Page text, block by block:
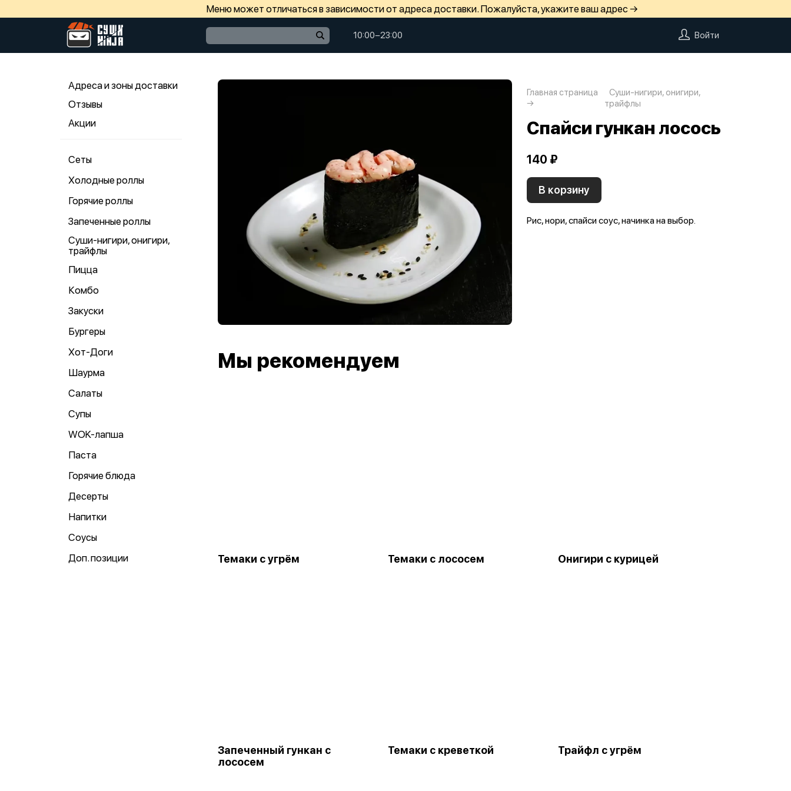
Меню может отличаться в зависимости от адреса доставки. Пожалуйста, укажите ваш адрес →
10:00−23:00 Войти
Адреса и зоны доставки
Отзывы
Акции
Сеты
Холодные роллы
Горячие роллы
Запеченные роллы
Суши-нигири, онигири,
трайфлы
Пицца
Комбо
Закуски
Бургеры
Хот-Доги
Шаурма
Салаты
Супы
WOK-лапша
Паста
Горячие блюда
Десерты
Напитки
Соусы
Доп. позиции
Главная страница
Суши-нигири, онигири,
трайфлы
Спайси гункан лосось
140 ₽
В корзину
Рис, нори, спайси соус, начинка на выбор.
Мы рекомендуем
Темаки с угрём Темаки с лососем Онигири с курицей
Запеченный гункан с
лососем
Темаки с креветкой Трайфл с угрём